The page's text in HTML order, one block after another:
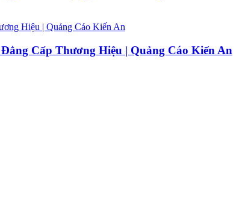
Cấp Thương Hiệu | Quảng Cáo Kiến An